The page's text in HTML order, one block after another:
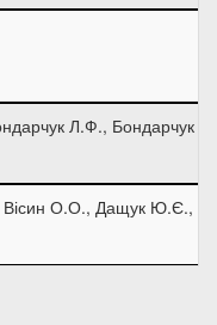
Л.Ф.,
О.О., Дащук Ю.Є.,